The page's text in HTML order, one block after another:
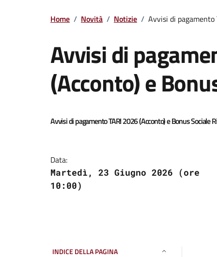
Home / Novità / Notizie / Avvisi di
Avvisi di
(Acconto) e
Avvisi di pagamento TARI 2026 (Acconto) e Bonus Sociale
Data:
Martedì, 23 Giugno 2026 (ore
10:00)
INDICE DELLA PAGINA